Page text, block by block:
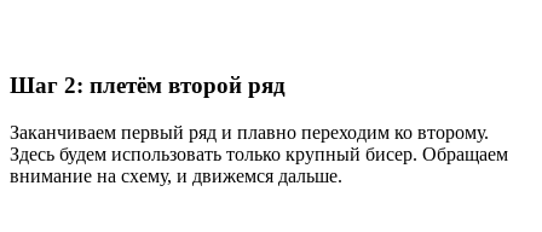
Шаг 2: плетём второй ряд
Заканчиваем первый ряд и плавно переходим ко второму.
Здесь будем использовать только крупный бисер. Обращаем
внимание на схему, и движемся дальше.